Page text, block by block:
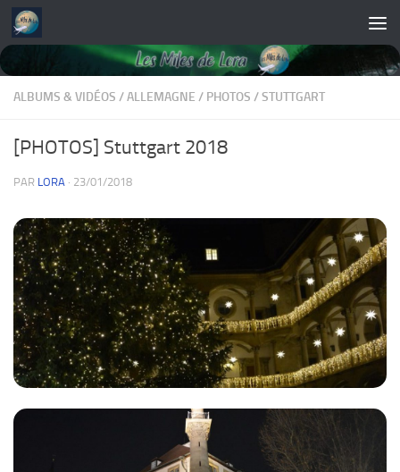
Skip to content
ALBUMS & VIDÉOS /ALLEMAGNE / PHOTOS /STUTTGART
[PHOTOS] Stuttgart 2018
PAR LORA · 23/01/2018